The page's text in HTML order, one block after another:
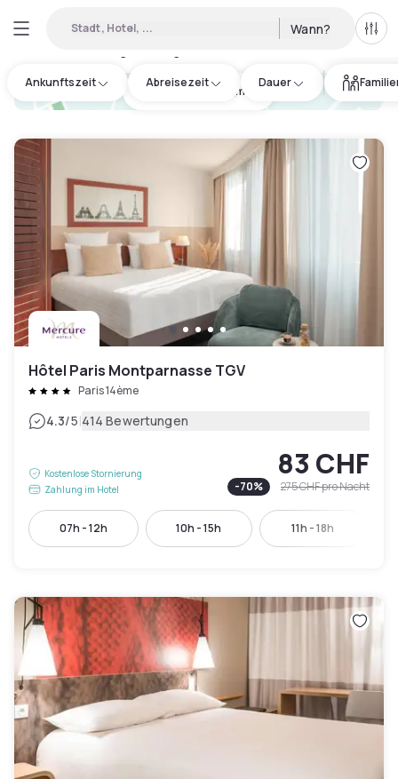
Stadt, Hotel, ... Wann? Alle
Ankunftszeit Abreisezeit Dauer
hotel.cta.view_map
Hôtel Paris Montparnasse TGV
Paris 14ème
4.3/5|414 Bewertungen
Kostenlose Stornierung
Zahlung im Hotel
83 CHF
-70% 275 CHFpro Nacht
07h - 12h 10h - 15h 11h - 18h